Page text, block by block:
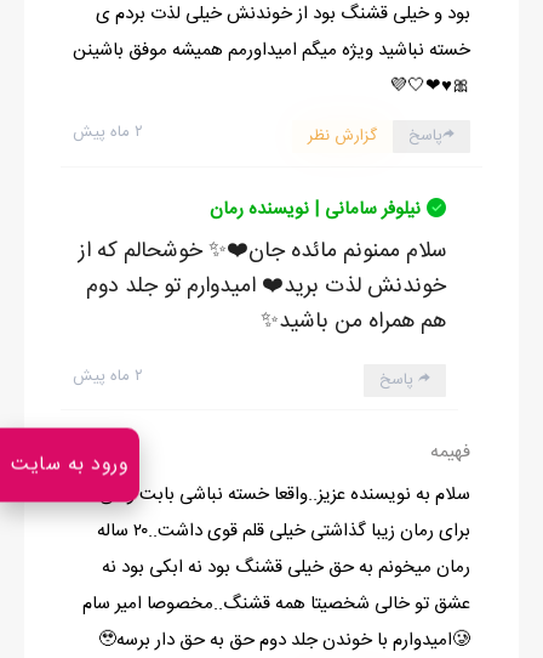
خوش گذشته!
بود و خیلی قشنگ بود از خوندنش خیلی لذت بردم ی
خسته نباشید ویژه میگم امیداورمم همیشه موفق باشینن
🎀♥❤🤍💜
۲ ماه پیش پاسخ گزارش نظر
نیلوفر سامانی | نویسنده رمان
سلام ممنونم مائده جان❤️✨️ خوشحالم که از
خوندنش لذت برید❤️ امیدوارم تو جلد دوم
هم همراه من باشید✨️
۲ ماه پیش پاسخ
فهیمه
سلام به نویسنده عزیز..واقعا خسته نباشی بابت وقتی که
برای رمان زیبا گذاشتی خیلی قلم قوی داشت..۲۰ ساله
رمان میخونم به حق خیلی قشنگ بود نه ابکی بود نه
عشق تو خالی شخصیتا همه قشنگ..مخصوصا امیر سام
🥲امیدوارم با خوندن جلد دوم حق به حق دار برسه🥹
ورود به سایت